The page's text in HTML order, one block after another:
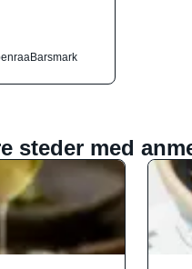
Barsmark
steder med